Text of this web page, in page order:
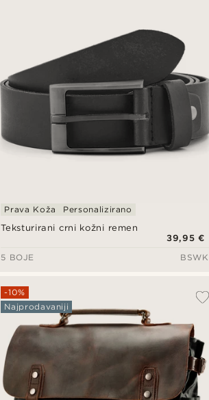
Teksturirani crni kožni remen
Prava Koža Personalizirano
39,95 €
5 BOJE
BSWK
-10%
Najprodavaniji